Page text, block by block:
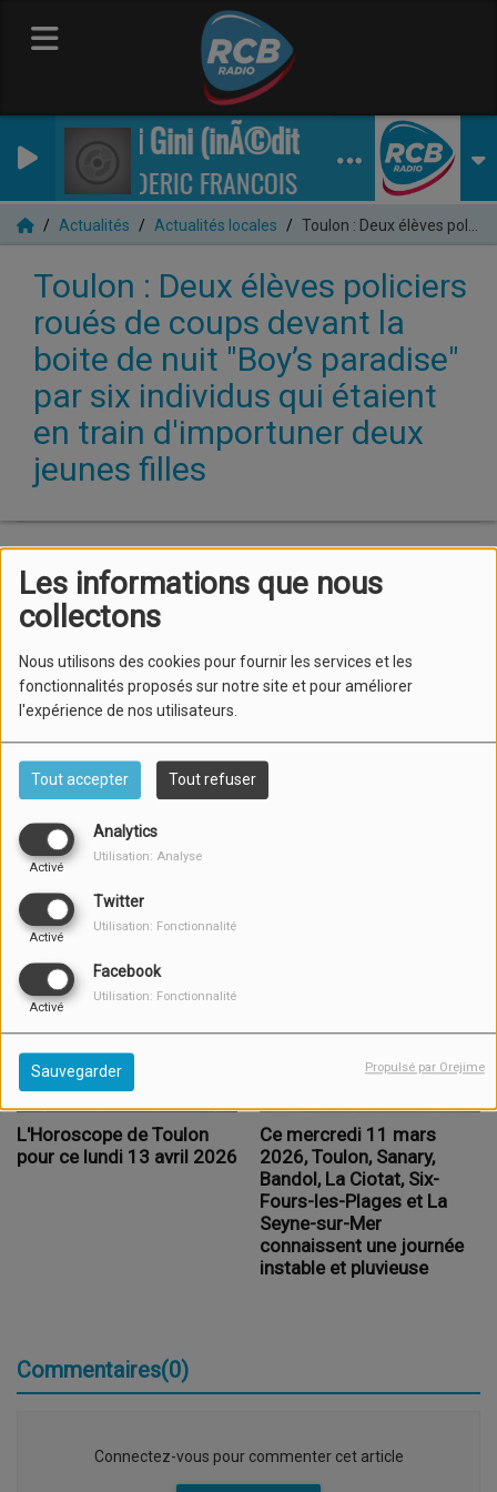
Les informations que nous
collectons
Nous utilisons des cookies pour fournir les services et les
fonctionnalités proposés sur notre site et pour améliorer
l'expérience de nos utilisateurs.
Tout accepter Tout refuser
Analytics
Activé
Utilisation: Analyse
Twitter
Activé
Utilisation: Fonctionnalité
Facebook
Activé
Utilisation: Fonctionnalité
Sauvegarder Propulsé par Orejime
Gini Gini (inÃ©dit)
FREDERIC FRANCOIS
Actualités Actualités locales Toulon : Deux élèves policiers roués de coups devant la boite de nuit "Boy’s paradise" par six individus qui étaient en train d'importuner deux jeunes filles
Toulon : Deux élèves policiers
roués de coups devant la
boite de nuit "Boy’s paradise"
par six individus qui étaient
en train d'importuner deux
jeunes filles
Toulon : Deux élèves policiers roués de coups devant la
boite de nuit "Boy’s paradise" par six individus qui étaient
en train d'importuner deux jeunes filles
Voir aussi
L'Horoscope de Toulon
pour ce lundi 13 avril 2026
Ce mercredi 11 mars
2026, Toulon, Sanary,
Bandol, La Ciotat, Six-
Fours-les-Plages et La
Seyne-sur-Mer
connaissent une journée
instable et pluvieuse
Commentaires(0)
Connectez-vous pour commenter cet article